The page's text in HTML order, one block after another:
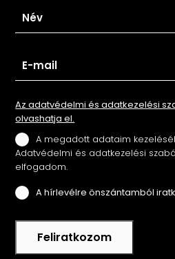
Az adatvédelmi és adatkezelési
olvashatja el.
A megadott adataim
Adatvédelmi és adatkezelési
elfogadom.
A hírlevélre önszántamból
Feliratkozom